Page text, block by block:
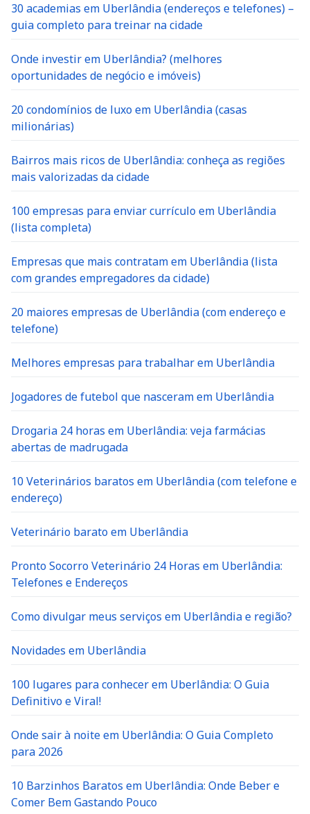
30 academias em Uberlândia (endereços e telefones) –
guia completo para treinar na cidade
Onde investir em Uberlândia? (melhores
oportunidades de negócio e imóveis)
20 condomínios de luxo em Uberlândia (casas
milionárias)
Bairros mais ricos de Uberlândia: conheça as regiões
mais valorizadas da cidade
100 empresas para enviar currículo em Uberlândia
(lista completa)
Empresas que mais contratam em Uberlândia (lista
com grandes empregadores da cidade)
20 maiores empresas de Uberlândia (com endereço e
telefone)
Melhores empresas para trabalhar em Uberlândia
Jogadores de futebol que nasceram em Uberlândia
Drogaria 24 horas em Uberlândia: veja farmácias
abertas de madrugada
10 Veterinários baratos em Uberlândia (com telefone e
endereço)
Veterinário barato em Uberlândia
Pronto Socorro Veterinário 24 Horas em Uberlândia:
Telefones e Endereços
Como divulgar meus serviços em Uberlândia e região?
Novidades em Uberlândia
100 lugares para conhecer em Uberlândia: O Guia
Definitivo e Viral!
Onde sair à noite em Uberlândia: O Guia Completo
para 2026
10 Barzinhos Baratos em Uberlândia: Onde Beber e
Comer Bem Gastando Pouco